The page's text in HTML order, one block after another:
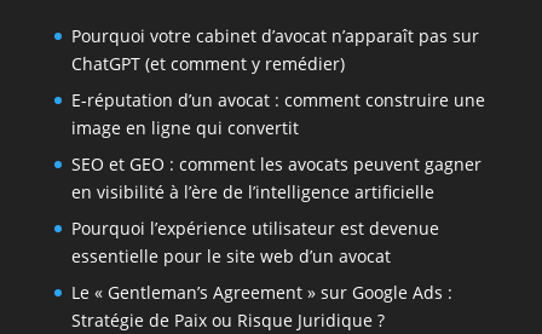
Pourquoi votre cabinet d’avocat n’apparaît pas sur
ChatGPT (et comment y remédier)
E-réputation d’un avocat : comment construire une
image en ligne qui convertit
SEO et GEO : comment les avocats peuvent gagner
en visibilité à l’ère de l’intelligence artificielle
Pourquoi l’expérience utilisateur est devenue
essentielle pour le site web d’un avocat
Le « Gentleman’s Agreement » sur Google Ads :
Stratégie de Paix ou Risque Juridique ?